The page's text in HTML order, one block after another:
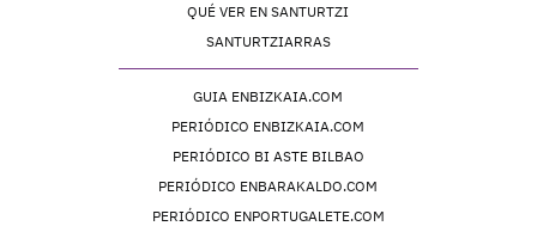
QUÉ VER EN SANTURTZI
SANTURTZIARRAS
GUIA ENBIZKAIA.COM
PERIÓDICO ENBIZKAIA.COM
PERIÓDICO BI ASTE BILBAO
PERIÓDICO ENBARAKALDO.COM
PERIÓDICO ENPORTUGALETE.COM